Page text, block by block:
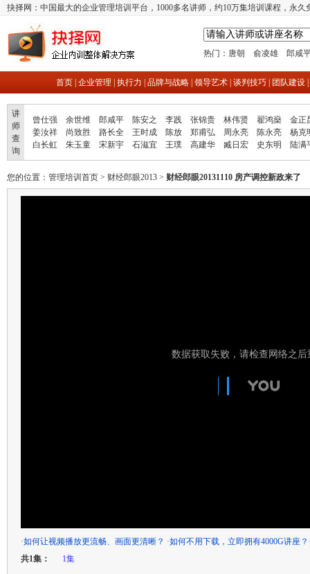
抉择网：中国最大的企业管理培训平台，1000多名讲师，约10万集培训课程，永
热门： 唐朝 俞凌雄 郎咸
首页| 企业管理 执行力 品牌与战略| 领导艺术| 谈判技巧| 团队建设|
讲
师
查
询
曾仕强 余世维 郎咸平 陈安之 李践 张锦贵 林伟贤 翟鸿燊
金正
姜汝祥
尚致胜 路长全 王时成 陈放 郑甫弘 周永亮 陈永亮
杨克
白长虹
朱玉童 宋新宇 石滋宜 王璞 高建华 臧日宏 史东明 陆满
您的位置： 管理培训首页 > 财经郎眼2013 > 财经郎眼20131110 房产调控新政来了
·如何让视频播放更流畅、画面更清晰？ ·如何不用下载，立即拥有4000G讲座？
共1集：
1集